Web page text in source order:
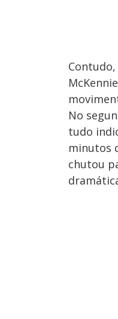
No
tudo
minutos
chutou